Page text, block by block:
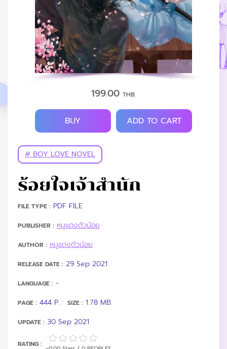
199.00 THB.
BUY ADD TO CART
# BOY LOVE NOVEL
ร้อยใจเจ้าสำนัก
FILE TYPE : PDF FILE
PUBLISHER : หนูแดงตัวน้อย
AUTHOR : หนูแดงตัวน้อย
RELEASE DATE : 29 Sep 2021
LANGUAGE : -
PAGE : 444 P. SIZE : 1.78 MB.
UPDATE : 30 Sep 2021
RATING :